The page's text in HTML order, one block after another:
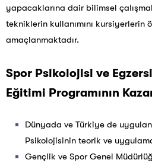
yapacaklarına dair bilimsel
tekniklerin kullanımını kursiyerlerin
amaçlanmaktadır.
Spor Psikolojisi ve
Eğitimi Programının
Dünyada ve Türkiye de
Psikolojisinin teorik ve
Gençlik ve Spor Genel